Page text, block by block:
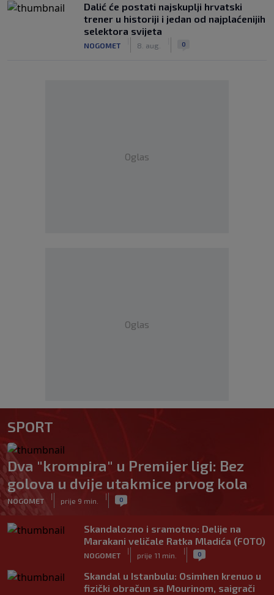
Dalić će postati najskuplji hrvatski
trener u historiji i jedan od najplaćenijih
selektora svijeta
NOGOMET 8. aug. 0
Oglas
Oglas
SPORT
Dva "krompira" u Premijer ligi: Bez
golova u dvije utakmice prvog kola
NOGOMET
|
prije 9 min.
| 0
Skandalozno i sramotno: Delije na
Marakani veličale Ratka Mladića (FOTO)
NOGOMET
|
prije 11 min.
| 0
Skandal u Istanbulu: Osimhen krenuo u
fizički obračun sa Mourinom, saigrači